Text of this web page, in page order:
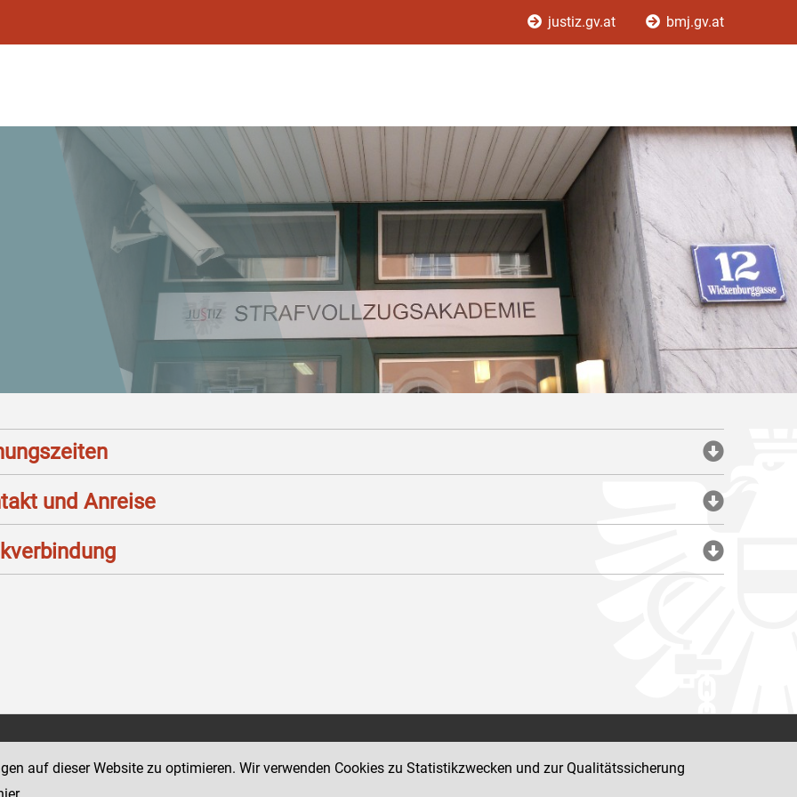
justiz.gv.at bmj.gv.at
und Anreise
12
der Justiz und des BMJ
Impressum
auf dieser Website zu optimieren. Wir verwenden Cookies zu Statistikzwecken und zur Qualitätssicherung